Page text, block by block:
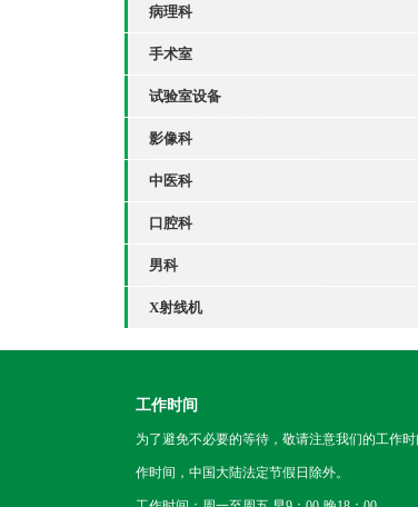
病理科
手术室
试验室设备
影像科
中医科
口腔科
男科
X射线机
工作时间
为了避免不必要的等待，敬请注意我们的工作
作时间，中国大陆法定节假日除外。